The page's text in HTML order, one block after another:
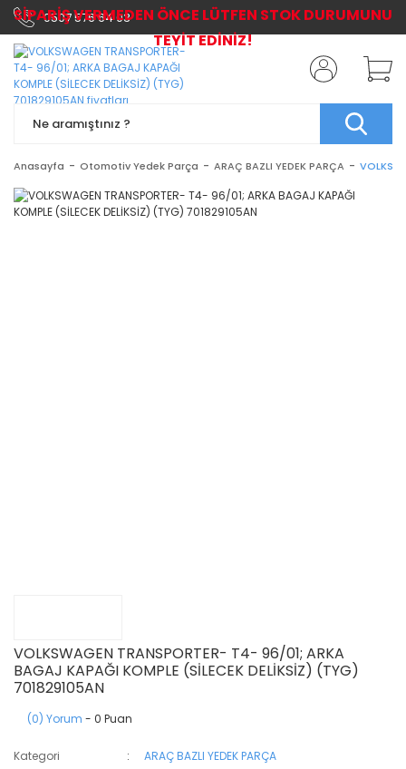
0507 576 64 03
Anasayfa Otomotiv Yedek Parça ARAÇ BAZLI YEDEK PARÇA
VOLKSWAGEN TRANSPORTER- T4- 96/01; ARKA
BAGAJ KAPAĞI KOMPLE (SİLECEK DELİKSİZ) (TYG)
701829105AN
(0) Yorum - 0 Puan
Kategori
ARAÇ BAZLI YEDEK PARÇA
SİPARİŞ VERMEDEN ÖNCE LÜTFEN STOK DURUMUNU
TEYİT EDİNİZ!